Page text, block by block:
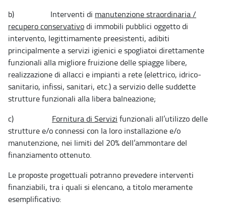
b) Interventi di manutenzione straordinaria /
recupero conservativodi immobili pubblici oggetto di
intervento, legittimamente preesistenti, adibiti
principalmente a servizi igienici e spogliatoi direttamente
funzionali alla migliore fruizione delle spiagge libere,
realizzazione di allacci e impianti a rete (elettrico, idrico-
sanitario, infissi, sanitari, etc.) a servizio delle suddette
strutture funzionali alla libera balneazione;
c) Fornitura di Servizi funzionali all’utilizzo delle
strutture e/o connessi con la loro installazione e/o
manutenzione, nei limiti del 20% dell’ammontare del
finanziamento ottenuto.
Le proposte progettuali potranno prevedere interventi
finanziabili, tra i quali si elencano, a titolo meramente
esemplificativo: